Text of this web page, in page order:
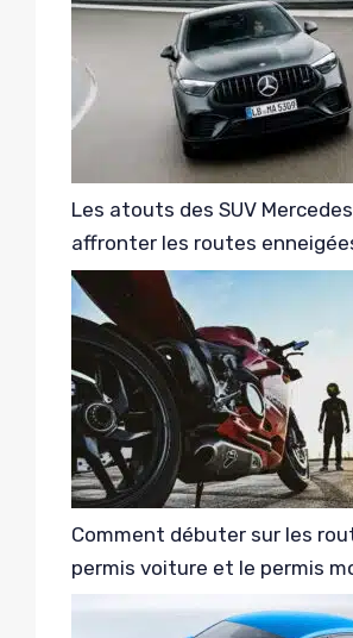
Les atouts des SUV
affronter les routes
Comment débuter sur les
permis voiture et le permis